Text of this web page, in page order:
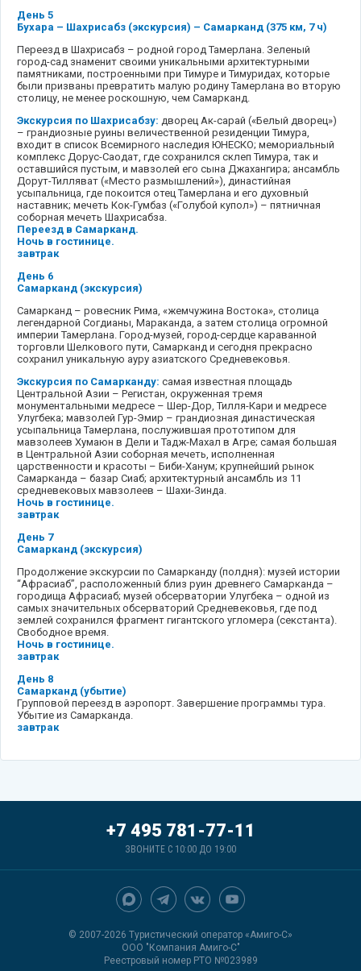
День 5
Бухара – Шахрисабз (экскурсия) – Самарканд (375 км, 7 ч)
Переезд в Шахрисабз – родной город Тамерлана. Зеленый
город-сад знаменит своими уникальными архитектурными
памятниками, построенными при Тимуре и Тимуридах, которые
были призваны превратить малую родину Тамерлана во вторую
столицу, не менее роскошную, чем Самарканд.
Экскурсия по Шахрисабзу: дворец Ак-сарай («Белый дворец»)
– грандиозные руины величественной резиденции Тимура,
входит в список Всемирного наследия ЮНЕСКО; мемориальный
комплекс Дорус-Саодат, где сохранился склеп Тимура, так и
оставшийся пустым, и мавзолей его сына Джахангира; ансамбль
Дорут-Тилляват («Место размышлений»), династийная
усыпальница, где покоится отец Тамерлана и его духовный
наставник; мечеть Кок-Гумбаз («Голубой купол») – пятничная
соборная мечеть Шахрисабза.
Переезд в Самарканд.
Ночь в гостинице.
завтрак
День 6
Самарканд (экскурсия)
Самарканд – ровесник Рима, «жемчужина Востока», столица
легендарной Согдианы, Мараканда, а затем столица огромной
империи Тамерлана. Город-музей, город-сердце караванной
торговли Шелкового пути, Самарканд и сегодня прекрасно
сохранил уникальную ауру азиатского Средневековья.
Экскурсия по Самарканду: самая известная площадь
Центральной Азии – Регистан, окруженная тремя
монументальными медресе – Шер-Дор, Тилля-Кари и медресе
Улугбека; мавзолей Гур-Эмир – грандиозная династическая
усыпальница Тамерлана, послужившая прототипом для
мавзолеев Хумаюн в Дели и Тадж-Махал в Агре; самая большая
в Центральной Азии соборная мечеть, исполненная
царственности и красоты – Биби-Ханум; крупнейший рынок
Самарканда – базар Сиаб; архитектурный ансамбль из 11
средневековых мавзолеев – Шахи-Зинда.
Ночь в гостинице.
завтрак
День 7
Самарканд (экскурсия)
Продолжение экскурсии по Самарканду (полдня): музей истории
“Афрасиаб”, расположенный близ руин древнего Самарканда –
городища Афрасиаб; музей обсерватории Улугбека – одной из
самых значительных обсерваторий Средневековья, где под
землей сохранился фрагмент гигантского угломера (секстанта).
Свободное время.
Ночь в гостинице.
завтрак
День 8
Самарканд (убытие)
Групповой переезд в аэропорт. Завершение программы тура.
Убытие из Самарканда.
завтрак
© 2007-2026 Туристический оператор «Амиго-С»
ООО "Компания Амиго-С"
Реестровый номер РТО №023989
+7 495 781-77-11
ЗВОНИТЕ С 10:00 ДО 19:00